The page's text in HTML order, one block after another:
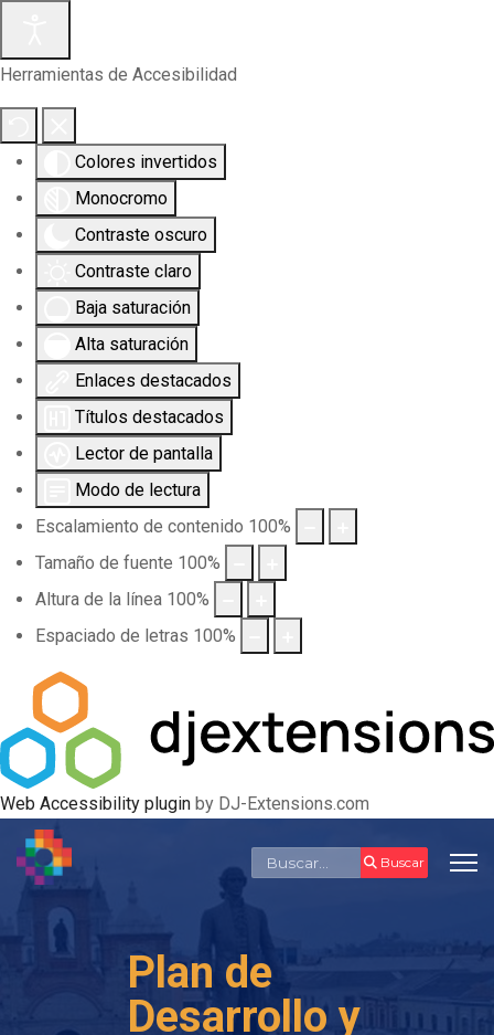
Herramientas de Accesibilidad
Colores invertidos
Monocromo
Contraste oscuro
Contraste claro
Baja saturación
Alta saturación
Enlaces destacados
Títulos destacados
Lector de pantalla
Modo de lectura
Escalamiento de contenido 100%
Tamaño de fuente 100%
Altura de la línea 100%
Espaciado de letras 100%
Web Accessibility plugin by DJ-Extensions.com
Buscar Buscar
Plan de
Desarrollo y